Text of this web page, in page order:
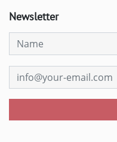
Newsletter